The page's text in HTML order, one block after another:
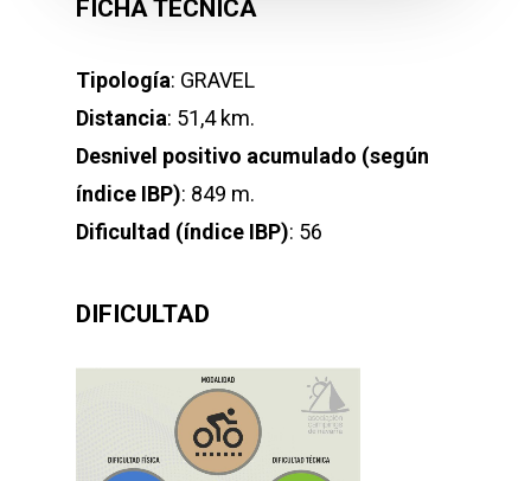
FICHA TÉCNICA
Tipología: GRAVEL
Distancia: 51,4 km.
Desnivel positivo acumulado (según
índice IBP): 849 m.
Dificultad (índice IBP): 56
DIFICULTAD